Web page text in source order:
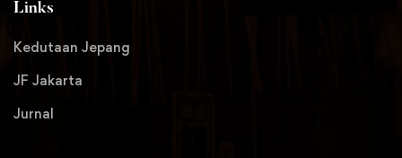
Links
Kedutaan Jepang
JF Jakarta
Jurnal